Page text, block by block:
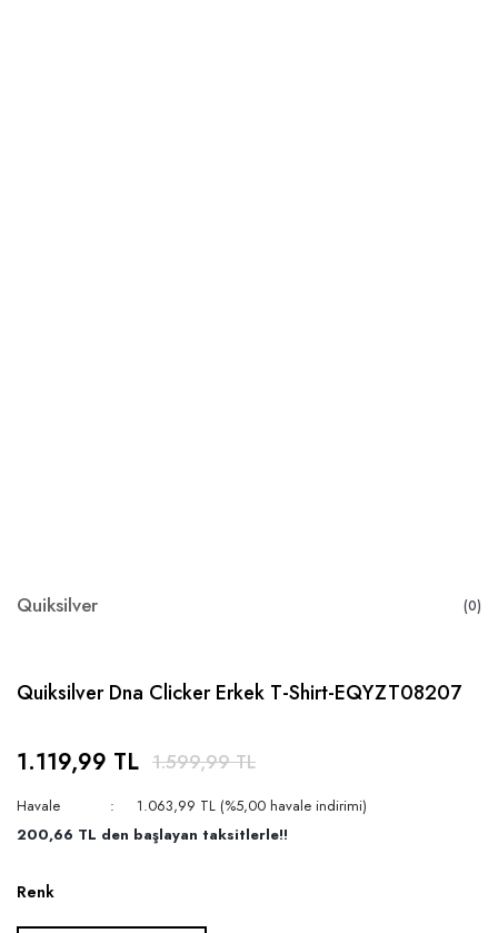
Quiksilver (0)
Quiksilver Dna Clicker Erkek T-Shirt-EQYZT08207
1.119,99 TL 1.599,99 TL
Havale
1.063,99 TL (%5,00 havale indirimi)
200,66 TL den başlayan taksitlerle!!
Renk